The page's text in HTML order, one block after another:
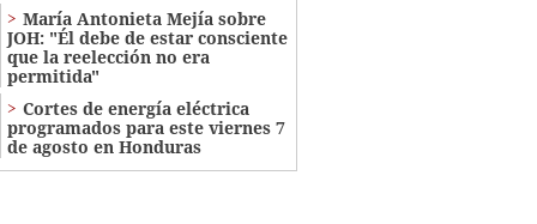
María Antonieta Mejía sobre
JOH: "Él debe de estar consciente
que la reelección no era
permitida"
Cortes de energía eléctrica
programados para este viernes 7
de agosto en Honduras